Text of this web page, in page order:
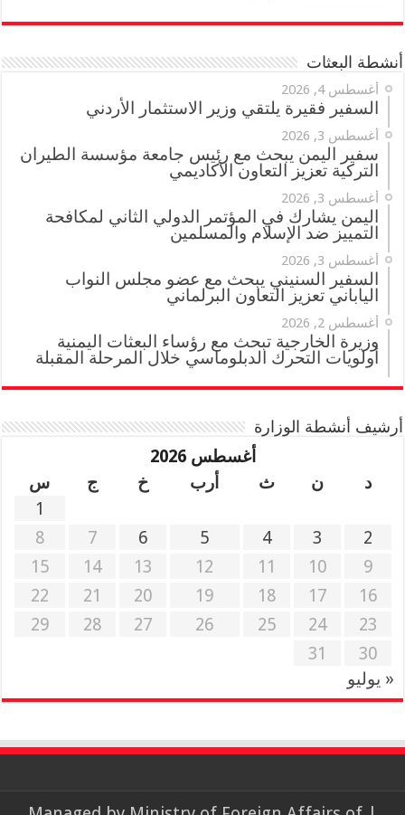
أنشطة البعثات
أغسطس 4, 2026
السفير فقيرة يلتقي وزير الاستثمار الأردني
أغسطس 3, 2026
سفير اليمن يبحث مع رئيس جامعة مؤسسة الطيران
التركية تعزيز التعاون الأكاديمي
أغسطس 3, 2026
اليمن يشارك في المؤتمر الدولي الثاني لمكافحة
التمييز ضد الإسلام والمسلمين
أغسطس 3, 2026
السفير السنيني يبحث مع عضو مجلس النواب
الياباني تعزيز التعاون البرلماني
أغسطس 2, 2026
وزيرة الخارجية تبحث مع رؤساء البعثات اليمنية
أولويات التحرك الدبلوماسي خلال المرحلة المقبلة
أرشيف أنشطة الوزارة
أغسطس 2026
د
ن ث أرب خ ج
س
1
2
3
4
5
6
7
8
9
10
11
12
13
14
15
16
17
18
19
20
21
22
23
24
25
26
27
28
29
30
31
« يوليو